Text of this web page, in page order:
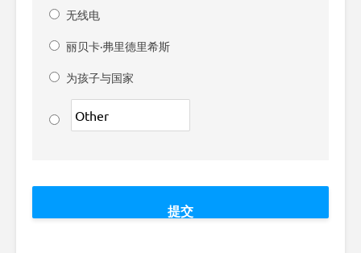
无线电
丽贝卡·弗里德里希斯
为孩子与国家